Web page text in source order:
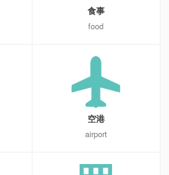
食事
food
空港
airport